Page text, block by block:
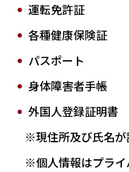
運転免許証
各種健康保険証
パスポート
身体障害者手帳
外国人登録証明書
※現住所及び氏名が
※個人情報はプライ